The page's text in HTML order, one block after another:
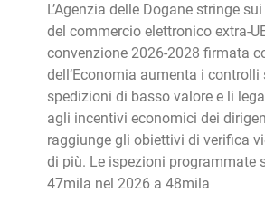
L’Agenzia delle Dogane stringe
del commercio elettronico extra-
convenzione 2026-2028 firmata
dell’Economia aumenta i controlli
spedizioni di basso valore e li lega
agli incentivi economici dei
raggiunge gli obiettivi di verifica
di più. Le ispezioni programmate
47mila nel 2026 a 48mila